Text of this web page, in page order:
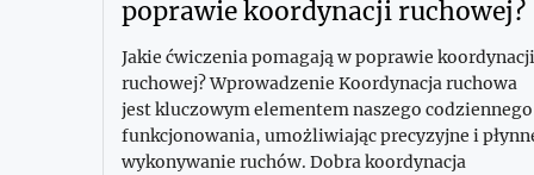
poprawie koordynacji ruchowej?
Jakie ćwiczenia pomagają w poprawie koordynacji
ruchowej? Wprowadzenie Koordynacja ruchowa
jest kluczowym elementem naszego codziennego
funkcjonowania, umożliwiając precyzyjne i
wykonywanie ruchów. Dobra koordynacja